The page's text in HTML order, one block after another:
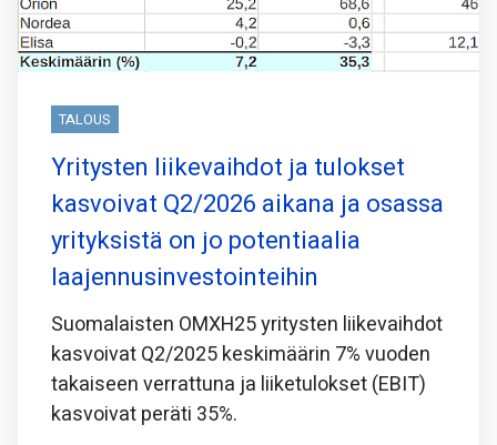
TALOUS
Yritysten liikevaihdot ja tulokset
kasvoivat Q2/2026 aikana ja osassa
yrityksistä on jo potentiaalia
laajennusinvestointeihin
Suomalaisten OMXH25 yritysten liikevaihdot
kasvoivat Q2/2025 keskimäärin 7% vuoden
takaiseen verrattuna ja liiketulokset (EBIT)
kasvoivat peräti 35%.